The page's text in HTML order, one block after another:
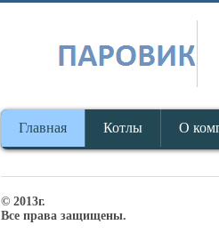
Главная Котлы О
© 2013г.
Все права защищены.